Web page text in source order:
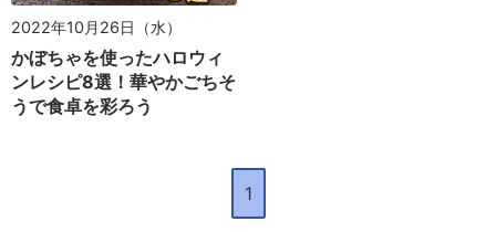
2022年10月26日（水）
かぼちゃを使ったハロウィ
ンレシピ8選！華やかごちそ
うで食卓を彩ろう
1